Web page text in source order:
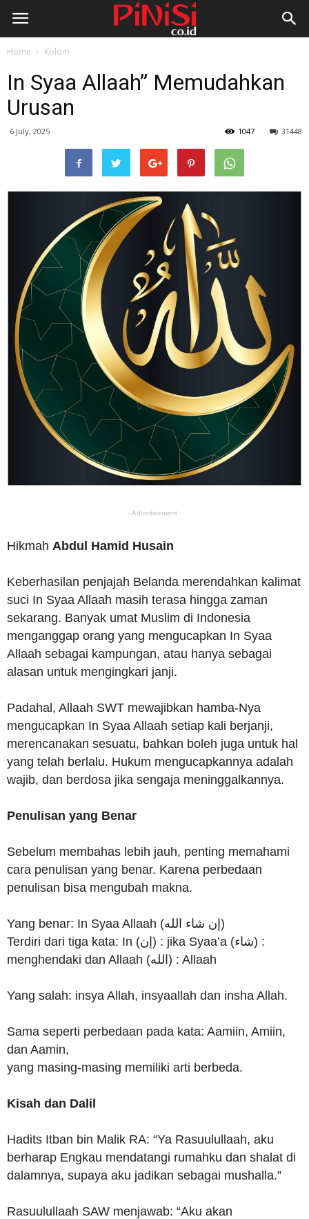
Home Kolom
In Syaa Allaah” Memudahkan
Urusan
6 July, 2025 31448
1047
- Advertisement -
Hikmah Abdul Hamid Husain
Keberhasilan penjajah Belanda merendahkan kalimat
suci In Syaa Allaah masih terasa hingga zaman
sekarang. Banyak umat Muslim di Indonesia
menganggap orang yang mengucapkan In Syaa
Allaah sebagai kampungan, atau hanya sebagai
alasan untuk mengingkari janji.
Padahal, Allaah SWT mewajibkan hamba-Nya
mengucapkan In Syaa Allaah setiap kali berjanji,
merencanakan sesuatu, bahkan boleh juga untuk hal
yang telah berlalu. Hukum mengucapkannya adalah
wajib, dan berdosa jika sengaja meninggalkannya.
Penulisan yang Benar
Sebelum membahas lebih jauh, penting memahami
cara penulisan yang benar. Karena perbedaan
penulisan bisa mengubah makna.
Yang benar: In Syaa Allaah (إن شاء الله)
Terdiri dari tiga kata: In (إن) : jika Syaa’a (شاء) :
menghendaki dan Allaah (الله) : Allaah
Yang salah: insya Allah, insyaallah dan insha Allah.
Sama seperti perbedaan pada kata: Aamiin, Amiin,
dan Aamin,
yang masing-masing memiliki arti berbeda.
Kisah dan Dalil
Hadits Itban bin Malik RA: “Ya Rasuulullaah, aku
berharap Engkau mendatangi rumahku dan shalat di
dalamnya, supaya aku jadikan sebagai mushalla.”
Rasuulullaah SAW menjawab: “Aku akan